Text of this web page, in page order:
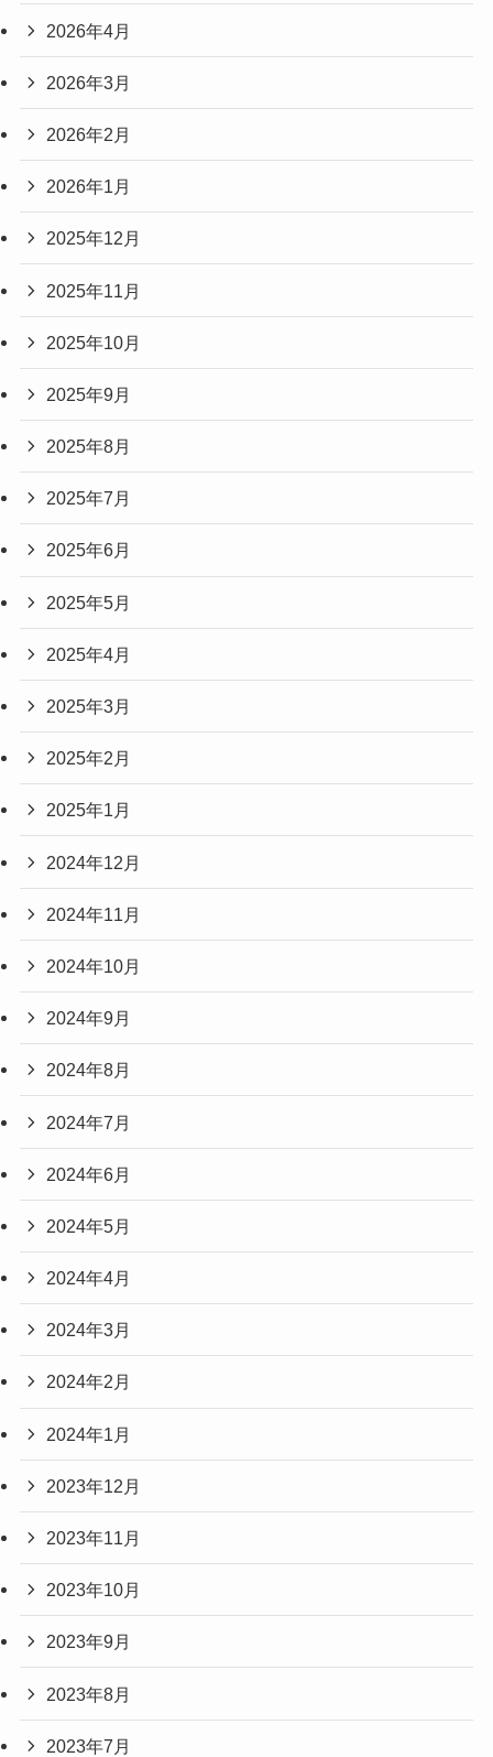
2026年4月
2026年3月
2026年2月
2026年1月
2025年12月
2025年11月
2025年10月
2025年9月
2025年8月
2025年7月
2025年6月
2025年5月
2025年4月
2025年3月
2025年2月
2025年1月
2024年12月
2024年11月
2024年10月
2024年9月
2024年8月
2024年7月
2024年6月
2024年5月
2024年4月
2024年3月
2024年2月
2024年1月
2023年12月
2023年11月
2023年10月
2023年9月
2023年8月
2023年7月